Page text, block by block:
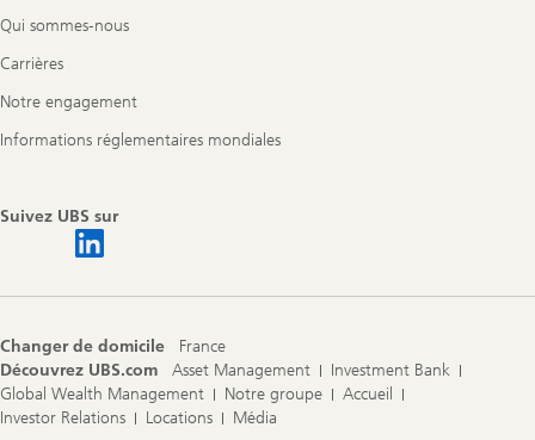
Qui sommes-nous
Carrières
Notre engagement
Informations réglementaires mondiales
Suivez UBS sur
Changer de domicile
France
Découvrez UBS.com
Asset Management
Investment Bank
Global Wealth Management
Notre groupe
Accueil
Investor Relations
Locations Média